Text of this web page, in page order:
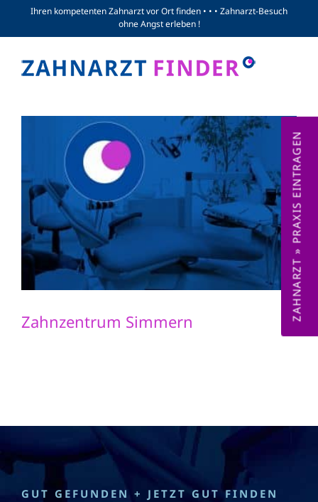
Inhalt
springen
Ihren kompetenten Zahnarzt vor Ort finden • • • Zahnarzt-Besuch
ohne Angst erleben !
Zahnzentrum Simmern
GUT GEFUNDEN + JETZT GUT FINDEN
ZAHNARZT » PRAXIS EINTRAGEN